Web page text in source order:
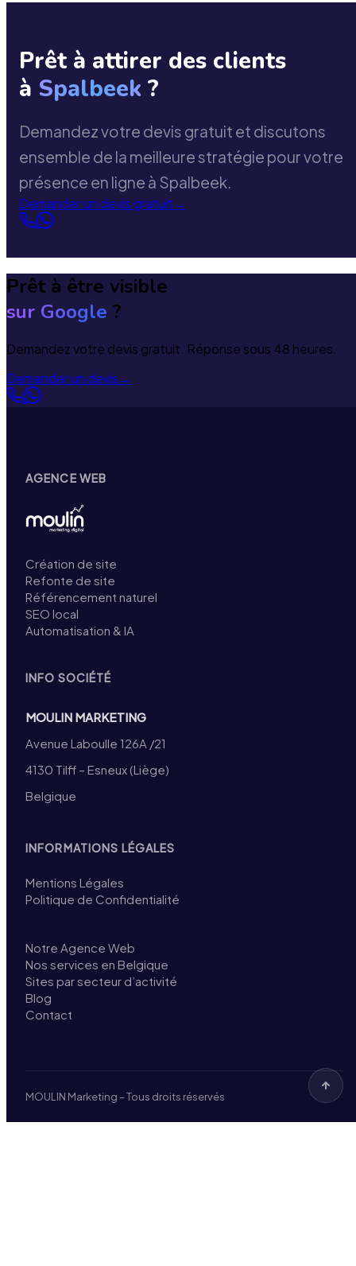
Prêt à attirer des clients
à Spalbeek ?
Demandez votre devis gratuit et discutons
ensemble de la meilleure stratégie pour votre
présence en ligne à Spalbeek.
Demander un devis gratuit→
Prêt à être visible
sur Google ?
Demandez votre devis gratuit. Réponse sous 48 heures.
Demander un devis→
AGENCE WEB
Création de site
Refonte de site
Référencement naturel
SEO local
Automatisation & IA
INFO SOCIÉTÉ
MOULIN MARKETING
Avenue Laboulle 126A /21
4130 Tilff – Esneux (Liège)
Belgique
INFORMATIONS LÉGALES
Mentions Légales
Politique de Confidentialité
Notre Agence Web
Nos services en Belgique
Sites par secteur d’activité
Blog
Contact
MOULIN Marketing – Tous droits réservés